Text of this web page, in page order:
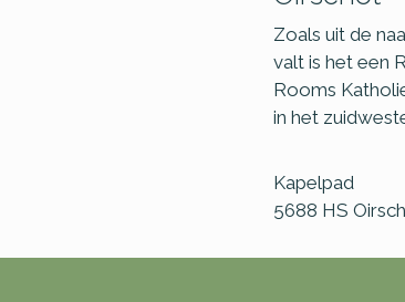
Zoals uit de
valt is het een
Rooms
in het
Kapelpad
5688 HS